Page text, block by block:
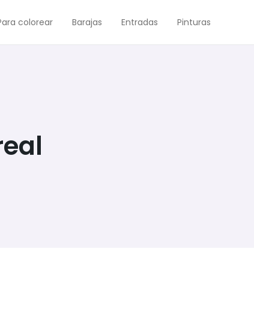
colorear Barajas Entradas Pinturas